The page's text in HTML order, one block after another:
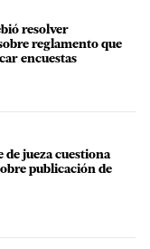
resolver
reglamento que
encuestas
de jueza cuestiona
publicación de